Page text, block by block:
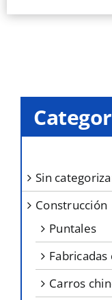
sin
construcción
puntales
carros